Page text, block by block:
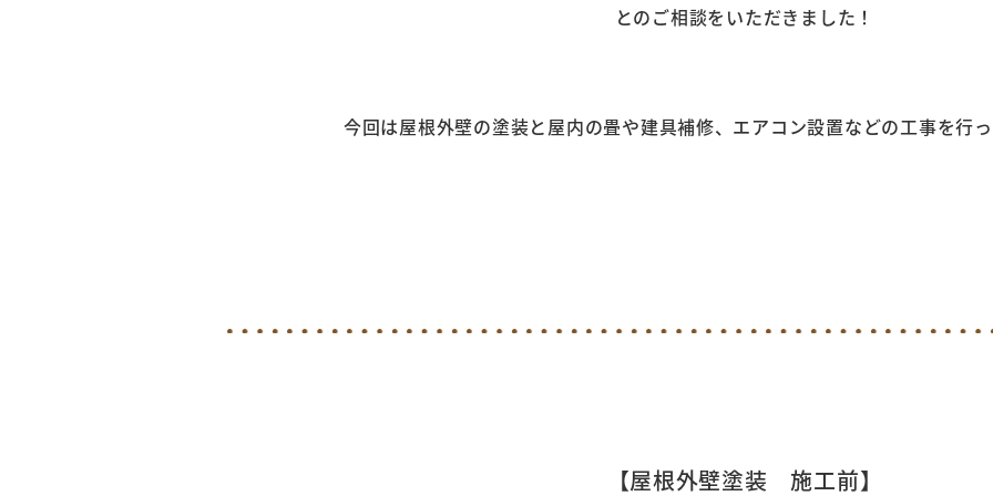
とのご相談をいただきました！
今回は屋根外壁の塗装と屋内の畳や建具補修、エアコン設置などの工事を行
【屋根外壁塗装 施工前】